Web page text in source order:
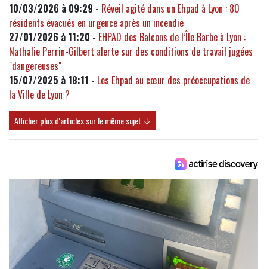
10/03/2026 à 09:29 - Réveil agité dans un Ehpad à Lyon : 80
résidents évacués en urgence après un incendie
27/01/2026 à 11:20 - EHPAD des Balcons de l’Île Barbe à Lyon :
Nathalie Perrin-Gilbert alerte sur des conditions de travail jugées
"dangereuses"
15/07/2025 à 18:11 - Les Ehpad au cœur des préoccupations de
la Ville de Lyon ?
Afficher plus d'articles sur le même sujet ↓